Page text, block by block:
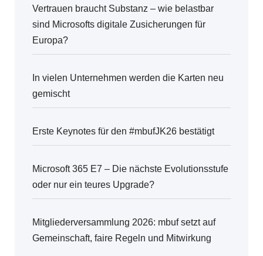
Vertrauen braucht Substanz – wie belastbar
sind Microsofts digitale Zusicherungen für
Europa?
In vielen Unternehmen werden die Karten neu
gemischt
Erste Keynotes für den #mbufJK26 bestätigt
Microsoft 365 E7 – Die nächste Evolutionsstufe
oder nur ein teures Upgrade?
Mitgliederversammlung 2026: mbuf setzt auf
Gemeinschaft, faire Regeln und Mitwirkung